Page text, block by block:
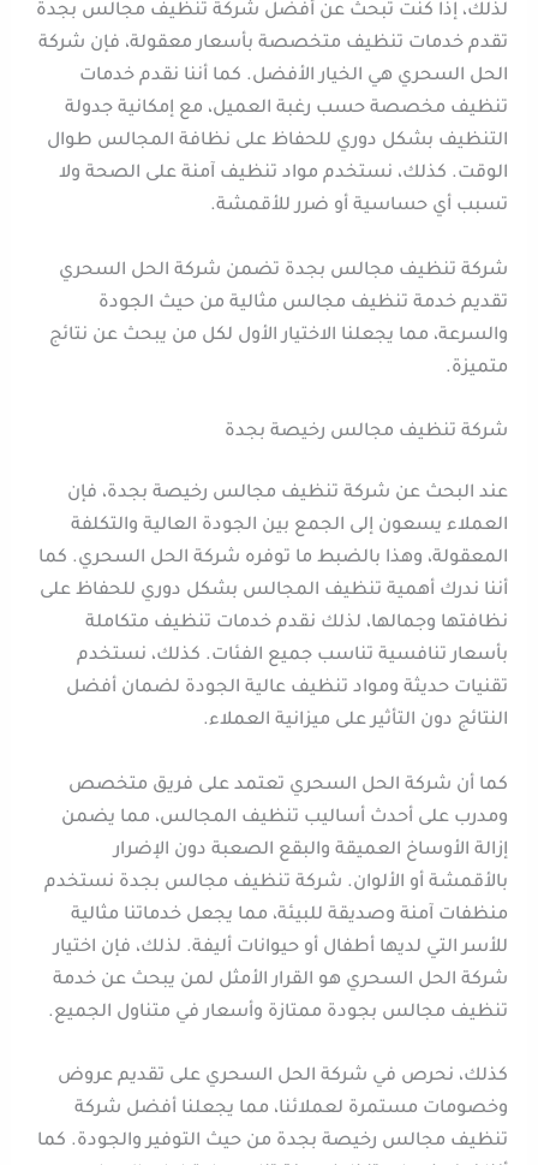
لذلك، إذا كنت تبحث عن أفضل شركة تنظيف مجالس بجدة
تقدم خدمات تنظيف متخصصة بأسعار معقولة، فإن شركة
الحل السحري هي الخيار الأفضل. كما أننا نقدم خدمات
تنظيف مخصصة حسب رغبة العميل، مع إمكانية جدولة
التنظيف بشكل دوري للحفاظ على نظافة المجالس طوال
الوقت. كذلك، نستخدم مواد تنظيف آمنة على الصحة ولا
تسبب أي حساسية أو ضرر للأقمشة.
شركة تنظيف مجالس بجدة تضمن شركة الحل السحري
تقديم خدمة تنظيف مجالس مثالية من حيث الجودة
والسرعة، مما يجعلنا الاختيار الأول لكل من يبحث عن نتائج
متميزة.
شركة تنظيف مجالس رخيصة بجدة
عند البحث عن شركة تنظيف مجالس رخيصة بجدة، فإن
العملاء يسعون إلى الجمع بين الجودة العالية والتكلفة
المعقولة، وهذا بالضبط ما توفره شركة الحل السحري. كما
أننا ندرك أهمية تنظيف المجالس بشكل دوري للحفاظ على
نظافتها وجمالها، لذلك نقدم خدمات تنظيف متكاملة
بأسعار تنافسية تناسب جميع الفئات. كذلك، نستخدم
تقنيات حديثة ومواد تنظيف عالية الجودة لضمان أفضل
النتائج دون التأثير على ميزانية العملاء.
كما أن شركة الحل السحري تعتمد على فريق متخصص
ومدرب على أحدث أساليب تنظيف المجالس، مما يضمن
إزالة الأوساخ العميقة والبقع الصعبة دون الإضرار
بالأقمشة أو الألوان. شركة تنظيف مجالس بجدة نستخدم
منظفات آمنة وصديقة للبيئة، مما يجعل خدماتنا مثالية
للأسر التي لديها أطفال أو حيوانات أليفة. لذلك، فإن اختيار
شركة الحل السحري هو القرار الأمثل لمن يبحث عن خدمة
تنظيف مجالس بجودة ممتازة وأسعار في متناول الجميع.
كذلك، نحرص في شركة الحل السحري على تقديم عروض
وخصومات مستمرة لعملائنا، مما يجعلنا أفضل شركة
تنظيف مجالس رخيصة بجدة من حيث التوفير والجودة. كما